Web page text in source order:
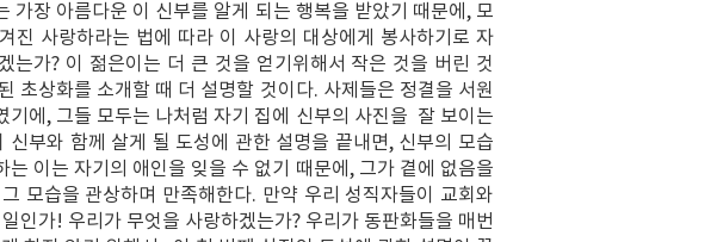
가장 아름다운 이 신부를 알게 되는 행복을 받았기 때문에, 모
진 사랑하라는 법에 따라 이 사랑의 대상에게 봉사하기로 자
는가? 이 젊은이는 더 큰 것을 얻기위해서 작은 것을 버린 것
초상화를 소개할 때 더 설명할 것이다. 사제들은 정결을 서원
기에, 그들 모두는 나처럼 자기 집에 신부의 사진을 잘 보이는
부와 함께 살게 될 도성에 관한 설명을 끝내면, 신부의 모습
이는 자기의 애인을 잊을 수 없기 때문에, 그가 곁에 없음을
모습을 관상하며 만족해한다. 만약 우리 성직자들이 교회와
인가! 우리가 무엇을 사랑하겠는가? 우리가 동판화들을 매번